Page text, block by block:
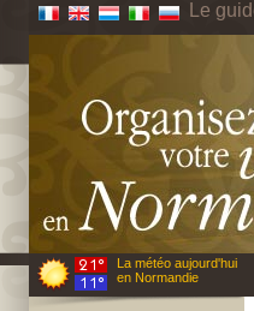
Le
La météo aujourd'hui
en Normandie